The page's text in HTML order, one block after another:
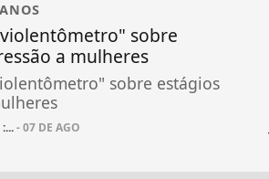
sobre
a mulheres
sobre estágios
- 07 DE AGO